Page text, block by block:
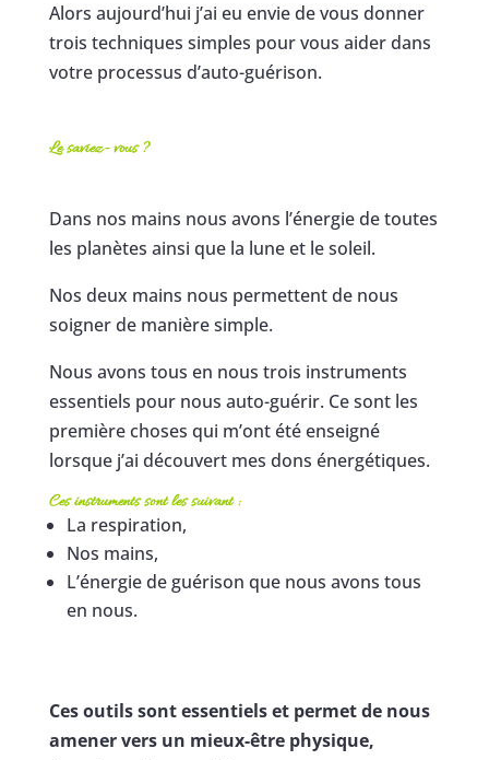
Alors aujourd’hui j’ai eu envie de vous donner
trois techniques simples pour vous aider dans
votre processus d’auto-guérison.
Le saviez- vous ?
Dans nos mains nous avons l’énergie de toutes
les planètes ainsi que la lune et le soleil.
Nos deux mains nous permettent de nous
soigner de manière simple.
Nous avons tous en nous trois instruments
essentiels pour nous auto-guérir. Ce sont les
première choses qui m’ont été enseigné
lorsque j’ai découvert mes dons énergétiques.
Ces instruments sont les suivant :
La respiration,
Nos mains,
L’énergie de guérison que nous avons tous
en nous.
Ces outils sont essentiels et permet de nous
amener vers un mieux-être physique,